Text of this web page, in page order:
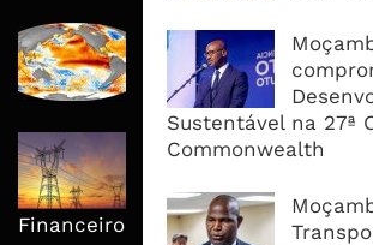
Sustentável na 27ª
Commonwealth
El Niño Pode
Milhões Para
Aguda Até 2027
Mphanda Nkuwa
de Comunidades
Financeiro